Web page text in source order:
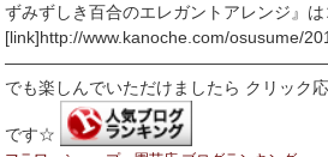
ずみずしき百合のエレガントアレンジ』
[link]http://www.kanoche.com/osusume/
でも楽しんでいただけましたら クリック
です☆